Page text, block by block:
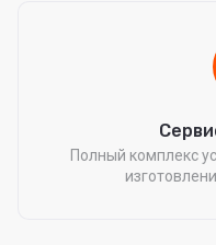
Полный комплекс